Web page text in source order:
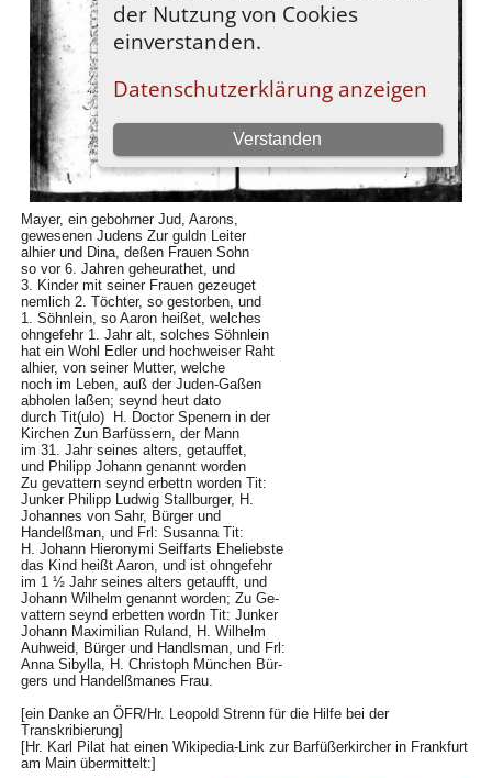
Mayer, ein gebohrner Jud, Aarons,
gewesenen Judens Zur guldn Leiter
alhier und Dina, deßen Frauen Sohn
so vor 6. Jahren geheurathet, und
3. Kinder mit seiner Frauen gezeuget
nemlich 2. Töchter, so gestorben, und
1. Söhnlein, so Aaron heißet, welches
ohngefehr 1. Jahr alt, solches Söhnlein
hat ein Wohl Edler und hochweiser Raht
alhier, von seiner Mutter, welche
noch im Leben, auß der Juden-Gaßen
abholen laßen; seynd heut dato
durch Tit(ulo) H. Doctor Spenern in der
Kirchen Zun Barfüssern, der Mann
im 31. Jahr seines alters, getauffet,
und Philipp Johann genannt worden
Zu gevattern seynd erbettn worden Tit:
Junker Philipp Ludwig Stallburger, H.
Johannes von Sahr, Bürger und
Handelßman, und Frl: Susanna Tit:
H. Johann Hieronymi Seiffarts Eheliebste
das Kind heißt Aaron, und ist ohngefehr
im 1 ½ Jahr seines alters getaufft, und
Johann Wilhelm genannt worden; Zu Ge-
vattern seynd erbetten wordn Tit: Junker
Johann Maximilian Ruland, H. Wilhelm
Auhweid, Bürger und Handlsman, und Frl:
Anna Sibylla, H. Christoph München Bür-
gers und Handelßmanes Frau.
[ein Danke an ÖFR/Hr. Leopold Strenn für die Hilfe bei der
Transkribierung]
[Hr. Karl Pilat hat einen Wikipedia-Link zur Barfüßerkircher in Frankfurt
am Main übermittelt:]